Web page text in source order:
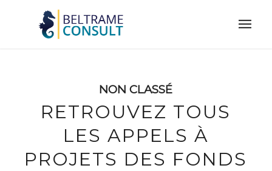
NON CLASSÉ
RETROUVEZ TOUS
LES APPELS À
PROJETS DES FONDS